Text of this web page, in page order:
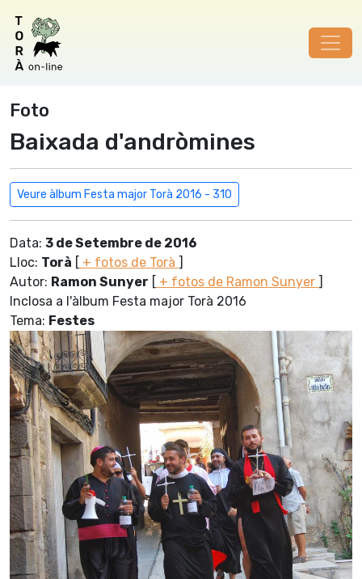
Foto
Baixada d'andròmines
Veure àlbum Festa major Torà 2016 - 310
Data: 3 de Setembre de 2016
Lloc: Torà [ + fotos de Torà ]
Autor: Ramon Sunyer [ + fotos de Ramon Sunyer ]
Inclosa a l'àlbum Festa major Torà 2016
Tema: Festes